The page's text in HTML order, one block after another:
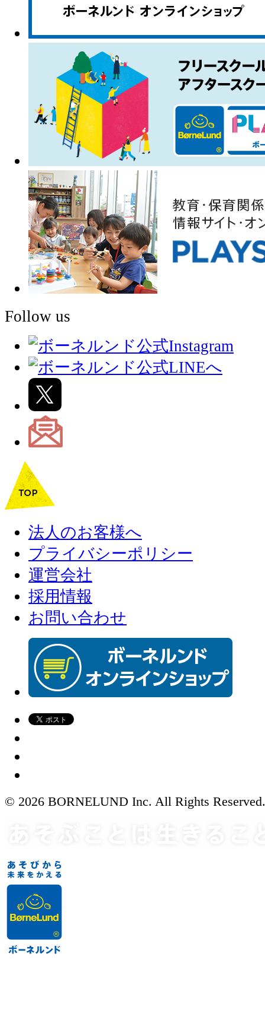
Follow us
法人のお客様へ
プライバシーポリシー
運営会社
採用情報
お問い合わせ
© 2026 BORNELUND Inc. All Rights Reserved.